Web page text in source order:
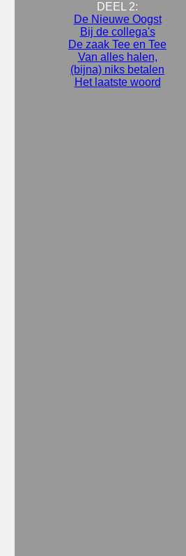
DEEL 2:
De Nieuwe Oogst
Bij de collega's
De zaak Tee en Tee
Van alles halen,
(bijna) niks betalen
Het laatste woord